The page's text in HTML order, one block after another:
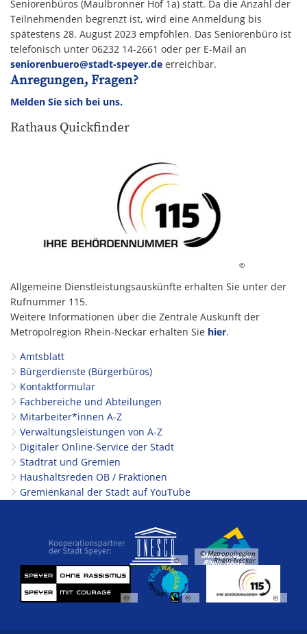
Seniorenbüros (Maulbronner Hof 1a) statt. Da die Anzahl der
Teilnehmenden begrenzt ist, wird eine Anmeldung bis
spätestens 28. August 2023 empfohlen. Das Seniorenbüro ist
telefonisch unter 06232 14-2661 oder per E-Mail an
seniorenbuero@stadt-speyer.de erreichbar.
Anregungen, Fragen?
Melden Sie sich bei uns.
Rathaus Quickfinder
©
Allgemeine Dienstleistungsauskünfte erhalten Sie unter der
Rufnummer 115.
Weitere Informationen über die Zentrale Auskunft der
Metropolregion Rhein-Neckar erhalten Sie hier.
Amtsblatt
Bürgerdienste (Bürgerbüros)
Kontaktformular
Fachbereiche und Abteilungen
Mitarbeiter*innen A-Z
Verwaltungsleistungen von A-Z
Digitaler Online-Service der Stadt
Stadtrat und Gremien
Haushaltsreden OB / Fraktionen
Gremienkanal der Stadt auf YouTube
©
© Metropolregion
Rhein-Neckar
© © ©